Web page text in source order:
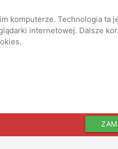
komputerze. Technologia
internetowej. Dalsze